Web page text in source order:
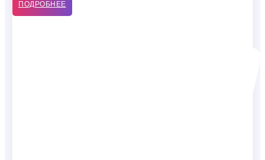
ПОДРОБНЕЕ